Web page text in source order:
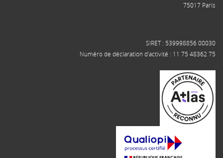
75017 Paris
SIRET : 539998856 00030
Numéro de déclaration d'activité : 11 75 48362 75